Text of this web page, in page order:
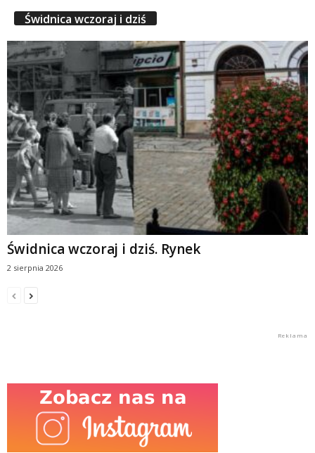
Świdnica wczoraj i dziś
Świdnica wczoraj i dziś. Rynek
2 sierpnia 2026